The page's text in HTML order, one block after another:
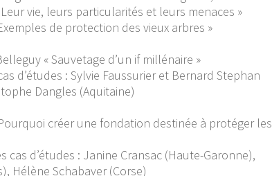
vie, leurs particularités et leurs menaces »
de protection des vieux arbres »
« Sauvetage d’un if millénaire »
d’études : Sylvie Faussurier et Bernard Stephan
Dangles (Aquitaine)
créer une fondation destinée à protéger les
cas d’études : Janine Cransac (Haute-Garonne),
Hélène Schabaver (Corse)